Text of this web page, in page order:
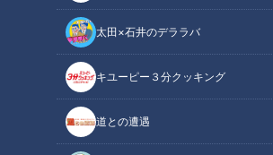
太田×石井のデララバ
キユーピー３分クッキング
道との遭遇
CBCテレビ：画像『チャント！』